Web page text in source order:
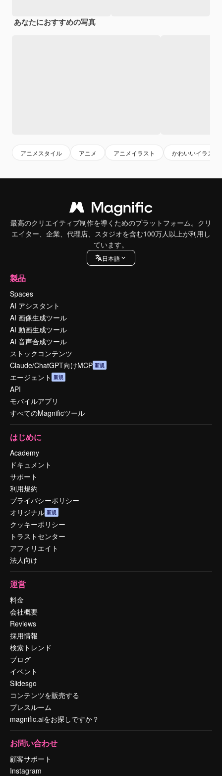
あなたにおすすめの写真
アニメスタイル アニメ アニメイラスト かわいいイラスト
最高のクリエイティブ制作を導くためのプラットフォーム。クリ
エイター、企業、代理店、スタジオを含む100万人以上が利用し
ています。
日本語
製品
Spaces
AI アシスタント
AI 画像生成ツール
AI 動画生成ツール
AI 音声合成ツール
ストックコンテンツ
Claude/ChatGPT向けMCP 新規
エージェント 新規
API
モバイルアプリ
すべてのMagnificツール
はじめに
Academy
ドキュメント
サポート
利用規約
プライバシーポリシー
オリジナル 新規
クッキーポリシー
トラストセンター
アフィリエイト
法人向け
運営
料金
会社概要
Reviews
採用情報
検索トレンド
ブログ
イベント
Slidesgo
コンテンツを販売する
プレスルーム
magnific.aiをお探しですか？
お問い合わせ
顧客サポート
Instagram